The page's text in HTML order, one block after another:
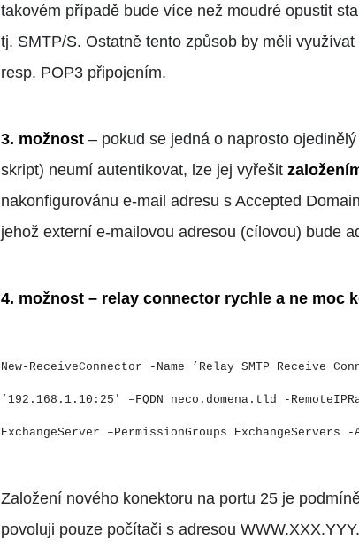
takovém případě bude více než moudré opustit
tj. SMTP/S. Ostatně tento způsob by měli
resp. POP3 připojením.
3. možnost – pokud se jedná o naprosto
skript) neumí autentikovat, lze jej vyřešit
nakonfigurovánu e-mail adresu s Accepted
jehož externí e-mailovou adresou (cílovou) bude
4. možnost – relay connector rychle a ne moc
New-ReceiveConnector -Name ’Relay SMTP Receive
’192.168.1.10:25′ –FQDN neco.domena.tld -
ExchangeServer –PermissionGroups
Založení nového konektoru na portu 25 je
povoluji pouze počítači s adresou